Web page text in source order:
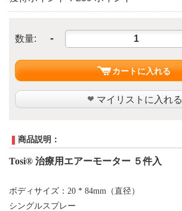
数量: -
カートに入れる
マイリストに入れる
商品説明：
Tosi® 治療用エアーモーター ５件入
ボディサイズ：20 * 84mm（直径）
シングルスプレー